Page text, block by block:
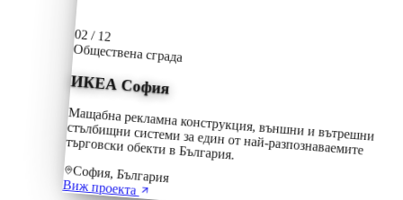
02 /12
Обществена сграда
ИКЕА София
Мащабна рекламна конструкция, външни и вътрешни
стълбищни системи за един от най-разпознаваемите
търговски обекти в България.
София, България
Виж проекта